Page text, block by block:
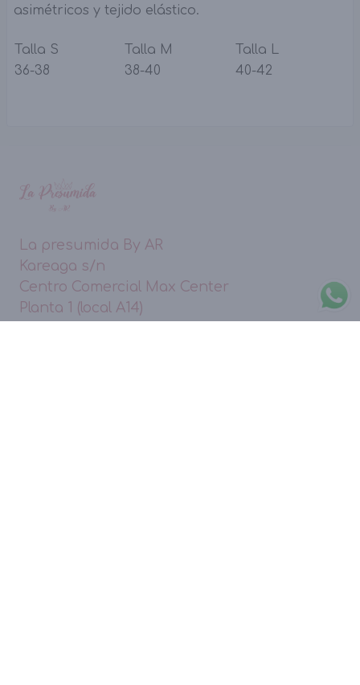
asimétricos y tejido elástico.
Talla S Talla M
Talla L
36-38
38-40 40-42
La presumida By AR
Kareaga s/n
Centro Comercial Max Center
Planta 1 (local A14)